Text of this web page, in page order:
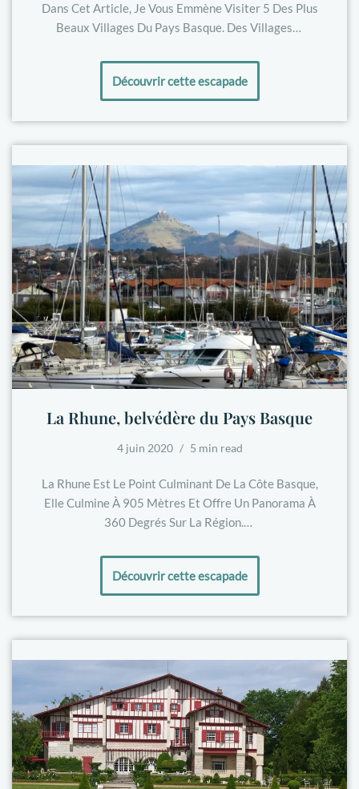
Dans Cet Article, Je Vous Emmène Visiter 5 Des Plus
Beaux Villages Du Pays Basque. Des Villages…
Découvrir cette escapade
La Rhune, belvédère du Pays Basque
4 juin 2020 5 min read
La Rhune Est Le Point Culminant De La Côte Basque,
Elle Culmine À 905 Mètres Et Offre Un Panorama À
360 Degrés Sur La Région.…
Découvrir cette escapade